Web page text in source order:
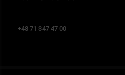
+48 71 347 47 00